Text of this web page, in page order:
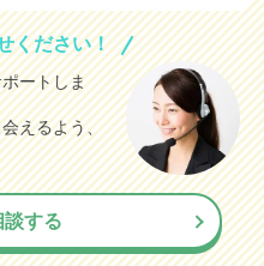
ください！
ートしま
えるよう、
する